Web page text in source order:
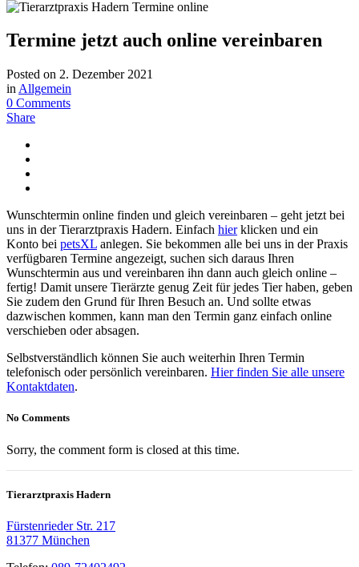
Termine jetzt auch online vereinbaren
Posted on 2. Dezember 2021
in Allgemein
0 Comments
Share
Wunschtermin online finden und gleich vereinbaren – geht jetzt bei
uns in der Tierarztpraxis Hadern. Einfach hierklicken und ein
Konto bei petsXL anlegen. Sie bekommen alle bei uns in der Praxis
verfügbaren Termine angezeigt, suchen sich daraus Ihren
Wunschtermin aus und vereinbaren ihn dann auch gleich online –
fertig! Damit unsere Tierärzte genug Zeit für jedes Tier haben, geben
Sie zudem den Grund für Ihren Besuch an. Und sollte etwas
dazwischen kommen, kann man den Termin ganz einfach online
verschieben oder absagen.
Selbstverständlich können Sie auch weiterhin Ihren Termin
telefonisch oder persönlich vereinbaren. Hier finden Sie alle unsere
Kontaktdaten.
No Comments
Sorry, the comment form is closed at this time.
Tierarztpraxis Hadern
Fürstenrieder Str. 217
81377 München